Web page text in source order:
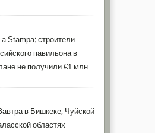
Stampa: строители
павильона в
не получили €1 млн
в Бишкеке, Чуйской
областях